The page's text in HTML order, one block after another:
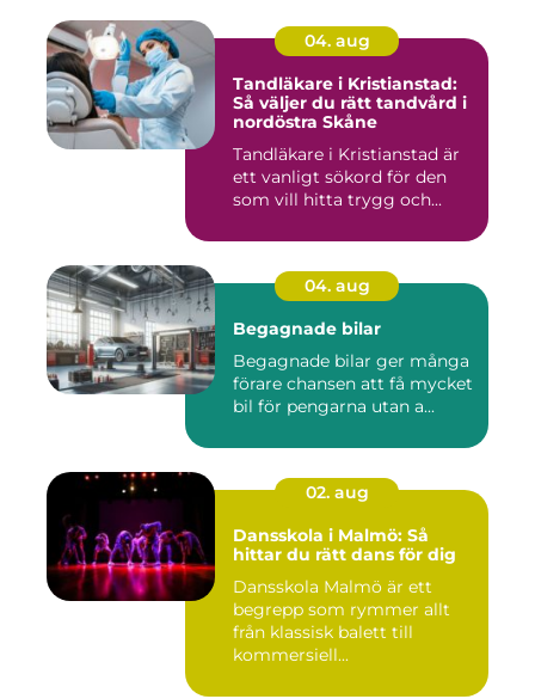
04. aug
Tandläkare i Kristianstad:
Så väljer du rätt tandvård i
nordöstra Skåne
Tandläkare i Kristianstad är
ett vanligt sökord för den
som vill hitta trygg och...
04. aug
Begagnade bilar
Begagnade bilar ger många
förare chansen att få mycket
bil för pengarna utan a...
02. aug
Dansskola i Malmö: Så
hittar du rätt dans för dig
Dansskola Malmö är ett
begrepp som rymmer allt
från klassisk balett till
kommersiell...